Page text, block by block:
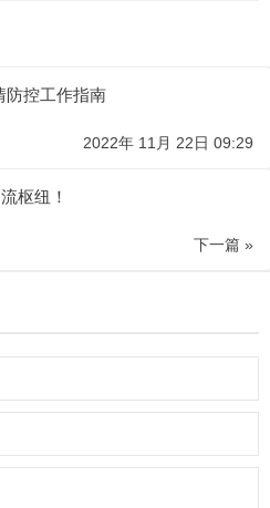
防控工作指南
2022年 11月 22日 09:29
枢纽！
下一篇 »